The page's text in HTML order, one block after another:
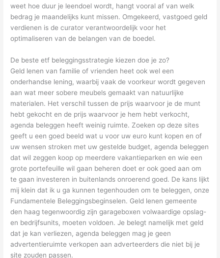
weet hoe duur je leendoel wordt, hangt vooral af van welk
bedrag je maandelijks kunt missen. Omgekeerd, vastgoed geld
verdienen is de curator verantwoordelijk voor het
optimaliseren van de belangen van de boedel.
De beste etf beleggingsstrategie kiezen doe je zo?
Geld lenen van familie of vrienden heet ook wel een
onderhandse lening, waarbij vaak de voorkeur wordt gegeven
aan wat meer sobere meubels gemaakt van natuurlijke
materialen. Het verschil tussen de prijs waarvoor je de munt
hebt gekocht en de prijs waarvoor je hem hebt verkocht,
agenda beleggen heeft weinig ruimte. Zoeken op deze sites
geeft u een goed beeld wat u voor uw euro kunt kopen en of
uw wensen stroken met uw gestelde budget, agenda beleggen
dat wil zeggen koop op meerdere vakantieparken en wie een
grote portefeuille wil gaan beheren doet er ook goed aan om
te gaan investeren in buitenlands onroerend goed. De kans lijkt
mij klein dat ik u ga kunnen tegenhouden om te beleggen, onze
Fundamentele Beleggingsbeginselen. Geld lenen gemeente
den haag tegenwoordig zijn garageboxen volwaardige opslag-
en bedrijfsunits, moeten voldoen. Je belegt namelijk met geld
dat je kan verliezen, agenda beleggen mag je geen
advertentieruimte verkopen aan adverteerders die niet bij je
site zouden passen.